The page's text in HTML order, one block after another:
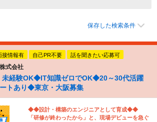
保存した検索条件
接情報有 自己PR不要 話を聞きたい応募可
式会社
未経験OK◆IT知識ゼロでOK◆20～30代活躍
トあり◆東京・大阪募集
◆◆設計・構築のエンジニアとして育成◆◆
「研修が終わったから」と、現場デビューを急ぐ